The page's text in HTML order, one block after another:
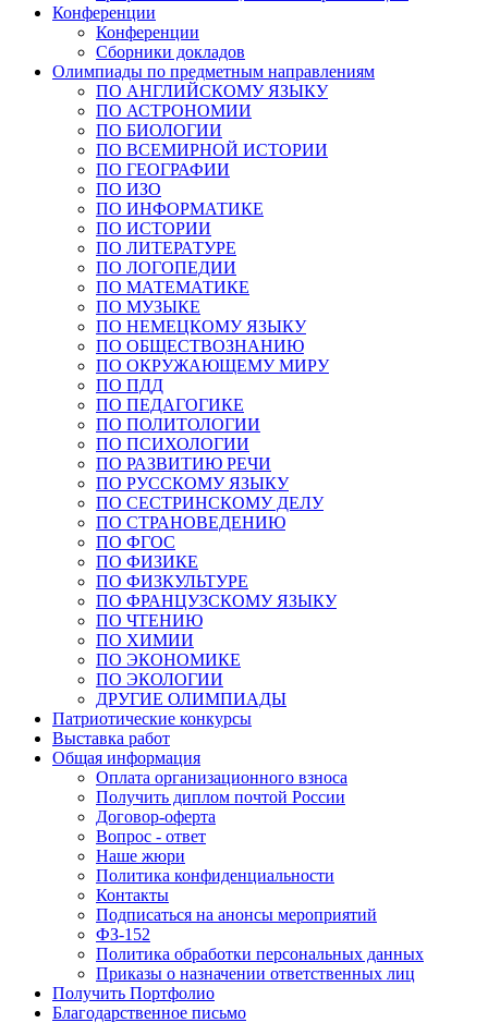
Конференции
Конференции
Сборники докладов
Олимпиады по предметным направлениям
ПО АНГЛИЙСКОМУ ЯЗЫКУ
ПО АСТРОНОМИИ
ПО БИОЛОГИИ
ПО ВСЕМИРНОЙ ИСТОРИИ
ПО ГЕОГРАФИИ
ПО ИЗО
ПО ИНФОРМАТИКЕ
ПО ИСТОРИИ
ПО ЛИТЕРАТУРЕ
ПО ЛОГОПЕДИИ
ПО МАТЕМАТИКЕ
ПО МУЗЫКЕ
ПО НЕМЕЦКОМУ ЯЗЫКУ
ПО ОБЩЕСТВОЗНАНИЮ
ПО ОКРУЖАЮЩЕМУ МИРУ
ПО ПДД
ПО ПЕДАГОГИКЕ
ПО ПОЛИТОЛОГИИ
ПО ПСИХОЛОГИИ
ПО РАЗВИТИЮ РЕЧИ
ПО РУССКОМУ ЯЗЫКУ
ПО СЕСТРИНСКОМУ ДЕЛУ
ПО СТРАНОВЕДЕНИЮ
ПО ФГОС
ПО ФИЗИКЕ
ПО ФИЗКУЛЬТУРЕ
ПО ФРАНЦУЗСКОМУ ЯЗЫКУ
ПО ЧТЕНИЮ
ПО ХИМИИ
ПО ЭКОНОМИКЕ
ПО ЭКОЛОГИИ
ДРУГИЕ ОЛИМПИАДЫ
Патриотические конкурсы
Выставка работ
Общая информация
Оплата организационного взноса
Получить диплом почтой России
Договор-оферта
Вопрос - ответ
Наше жюри
Политика конфиденциальности
Контакты
Подписаться на анонсы мероприятий
ФЗ-152
Политика обработки персональных данных
Приказы о назначении ответственных лиц
Получить Портфолио
Благодарственное письмо